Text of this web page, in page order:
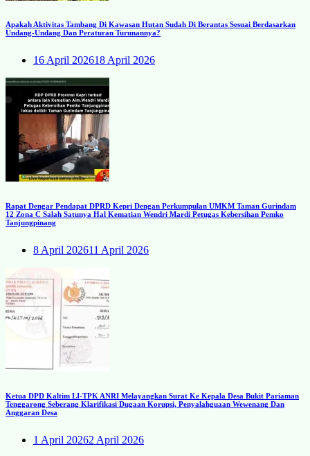
Apakah Aktivitas Tambang Di Kawasan Hutan Sudah Di Berantas Sesuai Berdasarkan
Undang-Undang Dan Peraturan Turunannya?
16 April 202618 April 2026
Rapat Dengar Pendapat DPRD Kepri Dengan Perkumpulan UMKM Taman Gurindam
12 Zona C Salah Satunya Hal Kematian Wendri Mardi Petugas Kebersihan Pemko
Tanjungpinang
8 April 202611 April 2026
Ketua DPD Kaltim LI-TPK ANRI Melayangkan Surat Ke Kepala Desa Bukit Pariaman
Tenggarong Seberang Klarifikasi Dugaan Korupsi, Penyalahguaan Wewenang Dan
Anggaran Desa
1 April 20262 April 2026